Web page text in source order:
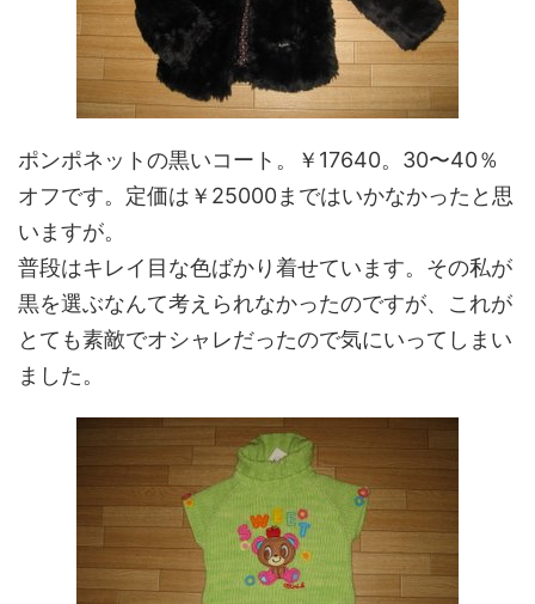
ポンポネットの黒いコート。￥17640。30〜40％
オフです。定価は￥25000まではいかなかったと思
いますが。
普段はキレイ目な色ばかり着せています。その私が
黒を選ぶなんて考えられなかったのですが、これが
とても素敵でオシャレだったので気にいってしまい
ました。